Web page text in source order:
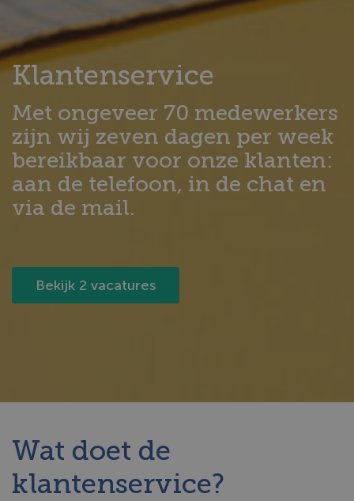
Klantenservice
Met ongeveer 70 medewerkers
zijn wij zeven dagen per week
bereikbaar voor onze klanten:
aan de telefoon, in de chat en
via de mail.
Bekijk 2 vacatures
Wat doet de
klantenservice?